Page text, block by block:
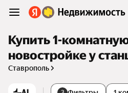
Купить 1-
новостройке у
Ставрополь